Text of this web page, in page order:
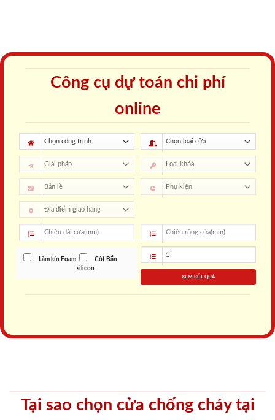
Công cụ dự toán chi phí
online
Làm kín Foam
Cột Bắn
silicon
XEM KẾT QUẢ
Tại sao chọn cửa chống cháy tại